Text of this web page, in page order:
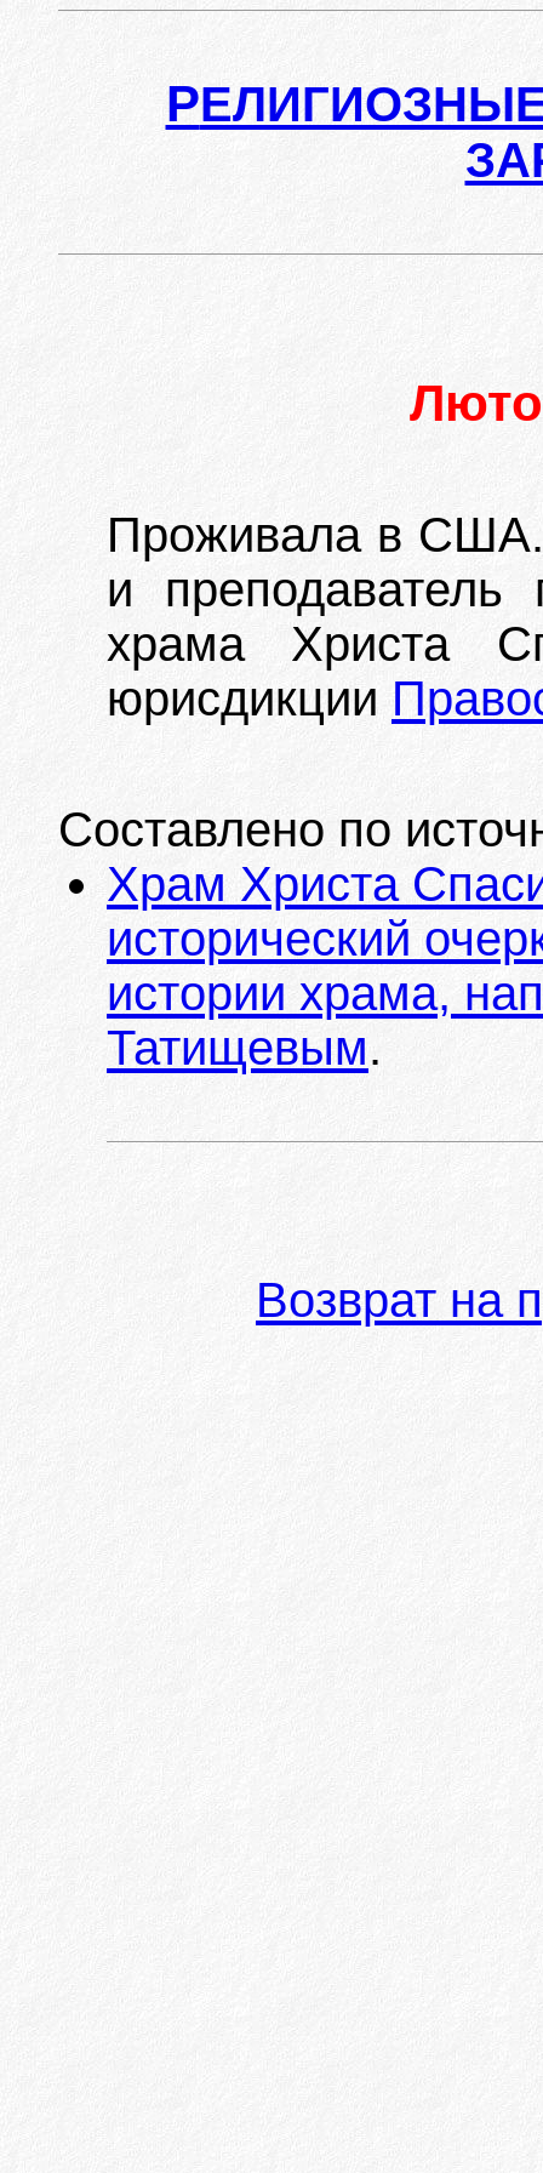
Р
Проживала в США.
и преподаватель
храма Христа
юрисдикции
Составлено по
Храм Христа
исторический
истории храма,
Татищевым.
Возврат на